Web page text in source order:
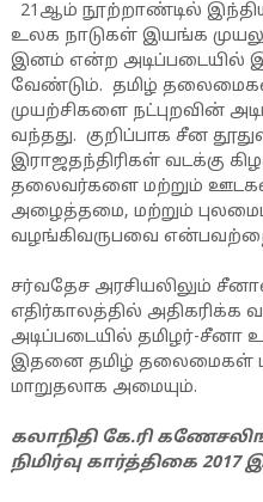
21ஆம் நூற்றாண்டில்
உலக நாடுகள் இயங்க
இனம் என்ற அடிப்படையில்
வேண்டும். தமிழ்
முயற்சிகளை நட்புறவின்
வந்தது. குறிப்பாக சீன
இராஜதந்திரிகள் வடக்கு
தலைவர்களை மற்றும்
அழைத்தமை, மற்றும்
வழங்கிவருபவை என்பவற்றை
சர்வதேச அரசியலிலும்
எதிர்காலத்தில் அதிகரிக்க
அடிப்படையில் தமிழர்-சீனா
இதனை தமிழ் தலைமைகள்
மாறுதலாக அமையும்.
கலாநிதி கே.ரி
நிமிர்வு கார்த்திகை 2017